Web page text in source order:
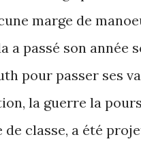
marge de
a passé son année
pour passer ses
la guerre la
de classe, a été